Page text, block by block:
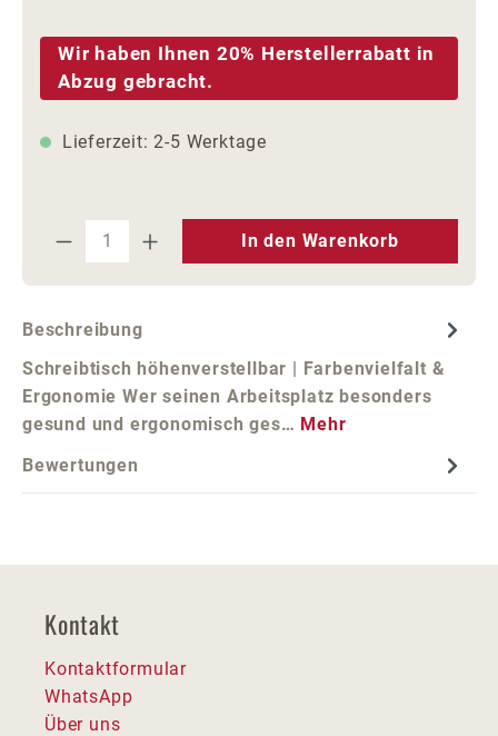
Wir haben Ihnen 20% Herstellerrabatt in
Abzug gebracht.
Lieferzeit: 2-5 Werktage
Produkt Anzahl: Gib den
In den Warenkorb
Beschreibung
Schreibtisch höhenverstellbar | Farbenvielfalt &
Ergonomie Wer seinen Arbeitsplatz besonders
gesund und ergonomisch ges… Mehr
Bewertungen
Kontakt
Kontaktformular
WhatsApp
Über uns